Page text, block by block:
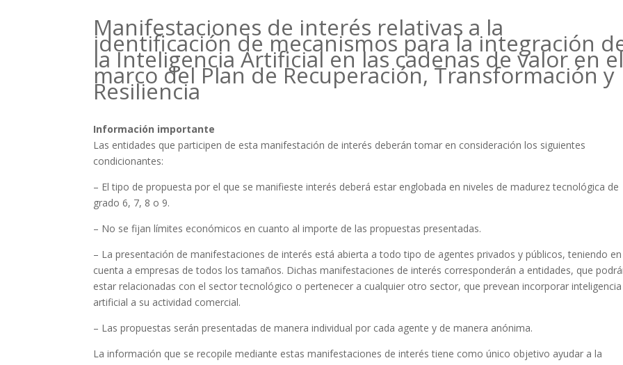
Manifestaciones de interés relativas a la
identificación de mecanismos para la integración
la Inteligencia Artificial en las cadenas de valor en
marco del Plan de Recuperación, Transformación y
Resiliencia
Información importante
Las entidades que participen de esta manifestación de interés deberán tomar en consideración los siguientes
condicionantes:
– El tipo de propuesta por el que se manifieste interés deberá estar englobada en niveles de madurez tecnológica de
grado 6, 7, 8 o 9.
– No se fijan límites económicos en cuanto al importe de las propuestas presentadas.
– La presentación de manifestaciones de interés está abierta a todo tipo de agentes privados y públicos, teniendo en
cuenta a empresas de todos los tamaños. Dichas manifestaciones de interés corresponderán a entidades, que
estar relacionadas con el sector tecnológico o pertenecer a cualquier otro sector, que prevean incorporar inteligencia
artificial a su actividad comercial.
– Las propuestas serán presentadas de manera individual por cada agente y de manera anónima.
La información que se recopile mediante estas manifestaciones de interés tiene como único objetivo ayudar a la